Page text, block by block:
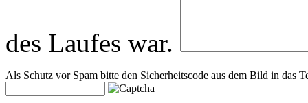
des Laufes war.
Als Schutz vor Spam bitte den Sicherheitscode aus dem Bild in das